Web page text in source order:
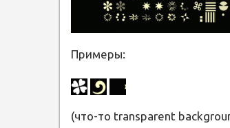
Примеры:
(что-то transparent